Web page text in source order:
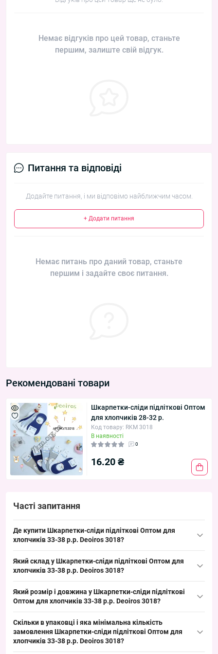
Немає відгуків про цей товар, станьте
першим, залиште свій відгук.
Питання та відповіді
Додайте питання, і ми відповімо найближчим часом.
+ Додати питання
Немає питань про даний товар, станьте
першим і задайте своє питання.
Рекомендовані товари
Шкарпетки-сліди підліткові Оптом
для хлопчиків 28-32 р.
Код товару: RKM 3018
В наявності
0
16.20 ₴
Часті запитання
Де купити Шкарпетки-сліди підліткові Оптом для
хлопчиків 33-38 р.р. Deoiros 3018?
Deoiros3018 можна упаковкою по 12 штук з Одеси 7КМ, що
точках. Такий формат зручно для викладки й дозволяє
поповнювати асортимент без складних партійних змін.
Який склад у Шкарпетки-сліди підліткові Оптом для
хлопчиків 33-38 р.р. Deoiros 3018?
належить до категорії «
Дитячі демісезонні шкарпетки
пропонувати клієнтам універсальну модель для міжсезоння і
стабільний попит. Такий товар добре закриває базовий запит у
торгових точках.
Який розмір і довжина у Шкарпетки-сліди підліткові
Оптом для хлопчиків 33-38 р.р. Deoiros 3018?
ходовим підлітковим розміром для оптових партій. Формат
безпідборної довжини — короткі сліди, зручні для весняно-
Скільки в упаковці і яка мінімальна кількість
замовлення Шкарпетки-сліди підліткові Оптом для
хлопчиків 33-38 р.р. Deoiros 3018?